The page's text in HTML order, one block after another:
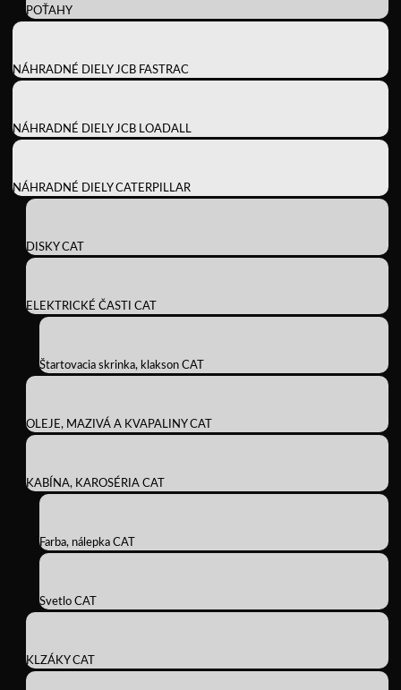
POŤAHY
NÁHRADNÉ DIELY JCB FASTRAC
NÁHRADNÉ DIELY JCB LOADALL
NÁHRADNÉ DIELY CATERPILLAR
DISKY CAT
ELEKTRICKÉ ČASTI CAT
Štartovacia skrinka, klakson CAT
OLEJE, MAZIVÁ A KVAPALINY CAT
KABÍNA, KAROSÉRIA CAT
Farba, nálepka CAT
Svetlo CAT
KLZÁKY CAT